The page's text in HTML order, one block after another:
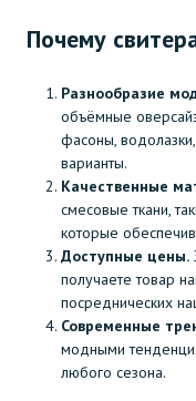
Почему
Разнообразие
объёмные
фасоны,
варианты.
Качественные
смесовые ткани,
которые
Доступные цены.
получаете товар
посреднических
Современные
модными
любого сезона.